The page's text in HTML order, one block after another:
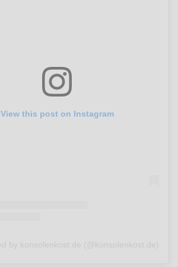
View this post on Instagram